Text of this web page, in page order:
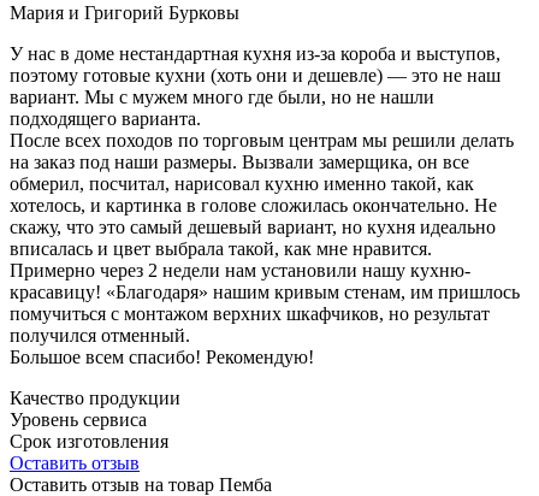
Мария и Григорий Бурковы
У нас в доме нестандартная кухня из-за короба и выступов,
поэтому готовые кухни (хоть они и дешевле) — это не наш
вариант. Мы с мужем много где были, но не нашли
подходящего варианта.
После всех походов по торговым центрам мы решили делать
на заказ под наши размеры. Вызвали замерщика, он все
обмерил, посчитал, нарисовал кухню именно такой, как
хотелось, и картинка в голове сложилась окончательно. Не
скажу, что это самый дешевый вариант, но кухня идеально
вписалась и цвет выбрала такой, как мне нравится.
Примерно через 2 недели нам установили нашу кухню-
красавицу! «Благодаря» нашим кривым стенам, им пришлось
помучиться с монтажом верхних шкафчиков, но результат
получился отменный.
Большое всем спасибо! Рекомендую!
Качество продукции
Уровень сервиса
Срок изготовления
Оставить отзыв
Оставить отзыв на товар Пемба